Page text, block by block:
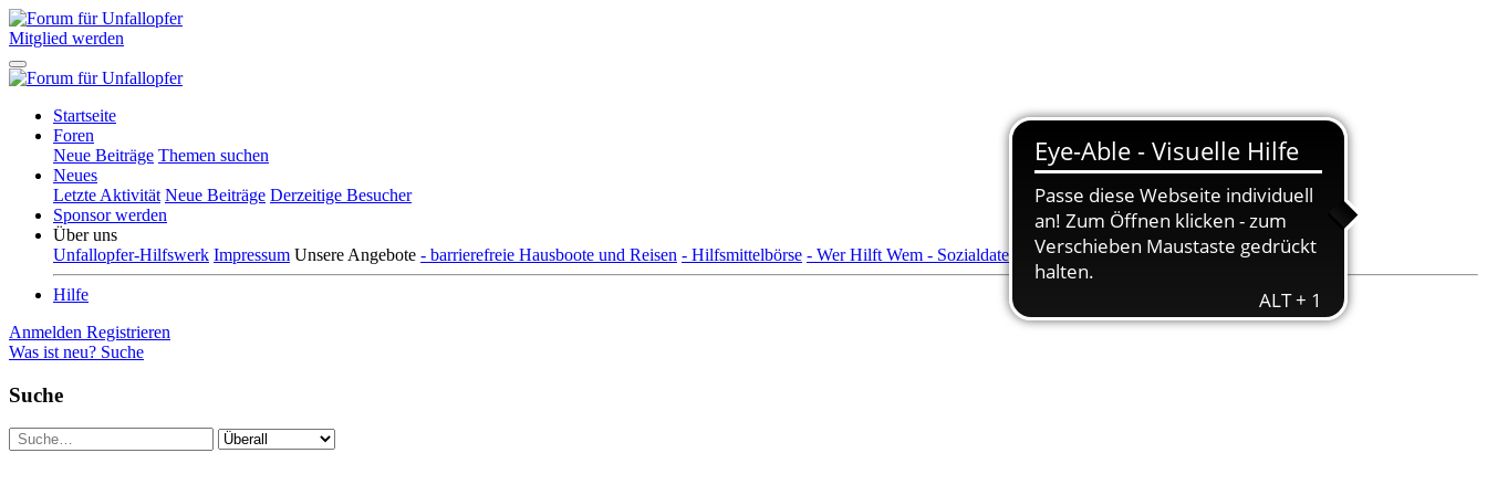
Mitglied werden
Startseite
Foren
Neue Beiträge Themen suchen
Neues
Letzte Aktivität Neue Beiträge Derzeitige Besucher
Sponsor werden
Über uns
Unfallopfer-Hilfswerk Impressum Unsere Angebote - barrierefreie Hausboote und Reisen - Hilfsmittelbörse - Wer Hilft Wem - Sozialdatenbank - Pflegedienstsuche
Hilfe
Anmelden Registrieren
Was ist neu? Suche
Suche